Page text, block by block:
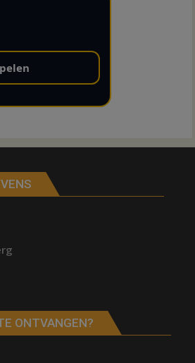
ONTVANGEN?